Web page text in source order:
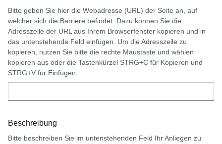
Bitte geben Sie hier die Webadresse (URL) der Seite an, auf
welcher sich die Barriere befindet. Dazu können Sie die
Adresszeile der URL aus Ihrem Browserfenster kopieren und in
das untenstehende Feld einfügen. Um die Adresszeile zu
kopieren, nutzen Sie bitte die rechte Maustaste und wählen
kopieren aus oder die Tastenkürzel STRG+C für Kopieren und
STRG+V für Einfügen.
Beschreibung
Bitte beschreiben Sie im untenstehenden Feld Ihr Anliegen zu